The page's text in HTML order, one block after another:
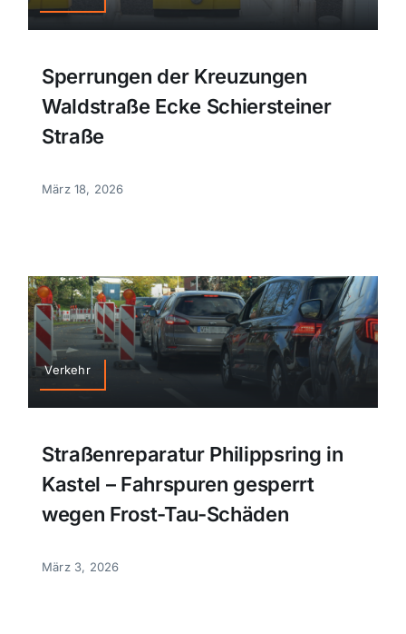
Sperrungen der Kreuzungen
Waldstraße Ecke Schiersteiner
Straße
März 18, 2026
Verkehr
Straßenreparatur Philippsring in
Kastel – Fahrspuren gesperrt
wegen Frost-Tau-Schäden
März 3, 2026